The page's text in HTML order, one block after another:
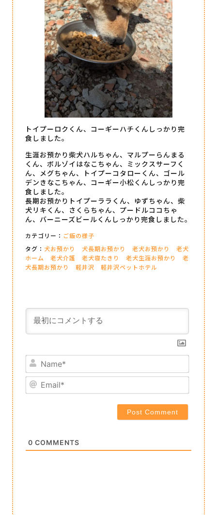
トイプーロクくん、コーギーハチくんしっかり完
食しました。
生涯お預かり柴犬ハルちゃん、マルプーらんまる
くん、ボルゾイはなこちゃん、ミックスサーフく
ん、メグちゃん、トイプーコタローくん、ゴール
デンきなこちゃん、コーギー小松くんしっかり完
食しました。
長期お預かりトイプーララくん、ゆずちゃん、柴
犬リキくん、さくらちゃん、プードルココちゃ
ん、バーニーズビールくんしっかり完食しました。
カテゴリー： ご飯の様子
タグ： 犬お預かり 犬長期お預かり 老犬お預かり
老犬
ホーム
老犬介護 老犬寝たきり 老犬生涯お預かり
老
犬長期お預かり
軽井沢 軽井沢ペットホテル
Name*
Email*
0 COMMENTS